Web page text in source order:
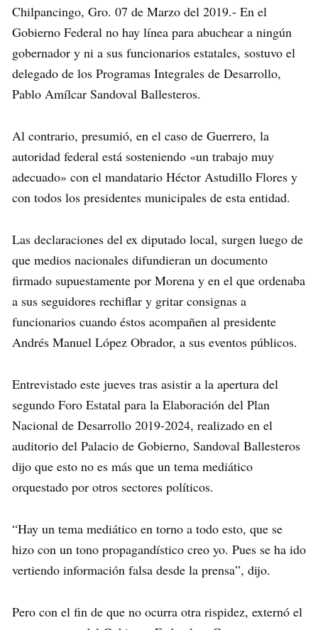
Chilpancingo, Gro. 07 de Marzo del 2019.- En el
Gobierno Federal no hay línea para abuchear a ningún
gobernador y ni a sus funcionarios estatales, sostuvo el
delegado de los Programas Integrales de Desarrollo,
Pablo Amílcar Sandoval Ballesteros.
Al contrario, presumió, en el caso de Guerrero, la
autoridad federal está sosteniendo «un trabajo muy
adecuado» con el mandatario Héctor Astudillo Flores y
con todos los presidentes municipales de esta entidad.
Las declaraciones del ex diputado local, surgen luego de
que medios nacionales difundieran un documento
firmado supuestamente por Morena y en el que ordenaba
a sus seguidores rechiflar y gritar consignas a
funcionarios cuando éstos acompañen al presidente
Andrés Manuel López Obrador, a sus eventos públicos.
Entrevistado este jueves tras asistir a la apertura del
segundo Foro Estatal para la Elaboración del Plan
Nacional de Desarrollo 2019-2024, realizado en el
auditorio del Palacio de Gobierno, Sandoval Ballesteros
dijo que esto no es más que un tema mediático
orquestado por otros sectores políticos.
“Hay un tema mediático en torno a todo esto, que se
hizo con un tono propagandístico creo yo. Pues se ha ido
vertiendo información falsa desde la prensa”, dijo.
Pero con el fin de que no ocurra otra rispidez, externó el